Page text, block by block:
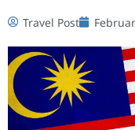
Travel Post